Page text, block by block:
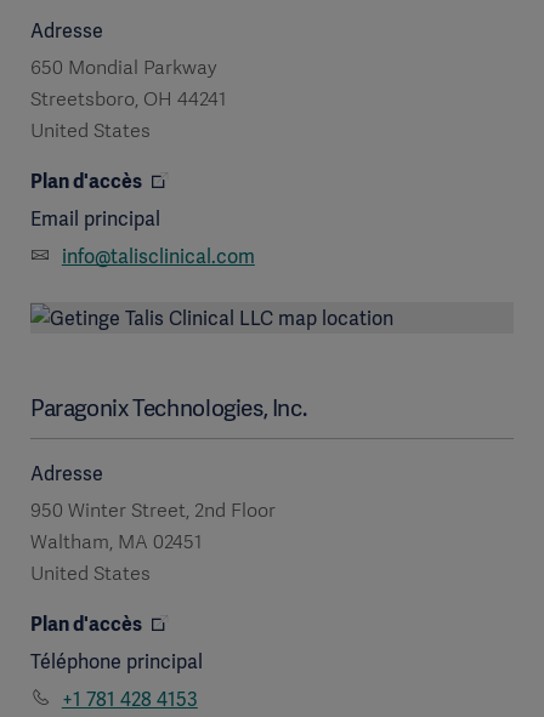
Adresse
650 Mondial Parkway
Streetsboro, OH 44241
United States
Plan d'accès
Email principal
info@talisclinical.com
Paragonix Technologies, Inc.
Adresse
950 Winter Street, 2nd Floor
Waltham, MA 02451
United States
Plan d'accès
Téléphone principal
+1 781 428 4153